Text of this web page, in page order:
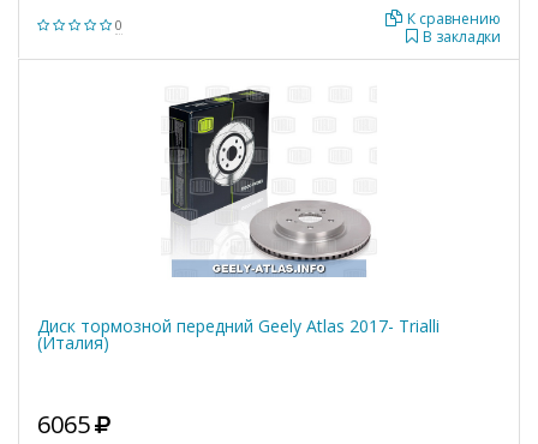
0
В закладки
К сравнению
Диск тормозной передний Geely Atlas 2017- Trialli
(Италия)
6065